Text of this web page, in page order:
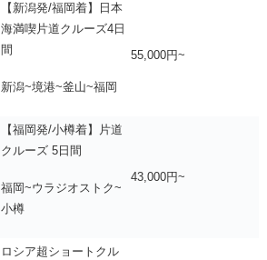
【新潟発/福岡着】日本
海満喫片道クルーズ4日
間
新潟~境港~釜山~福岡
55,000円~
【福岡発/小樽着】片道
クルーズ 5日間
福岡~ウラジオストク~
小樽
43,000円~
ロシア超ショートクル